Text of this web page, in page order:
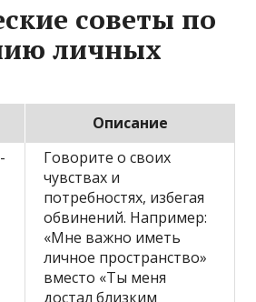
советы по
личных
Описание
Говорите о своих
чувствах и
потребностях, избегая
обвинений. Например:
«Мне важно иметь
личное пространство»
вместо «Ты меня
достал близким